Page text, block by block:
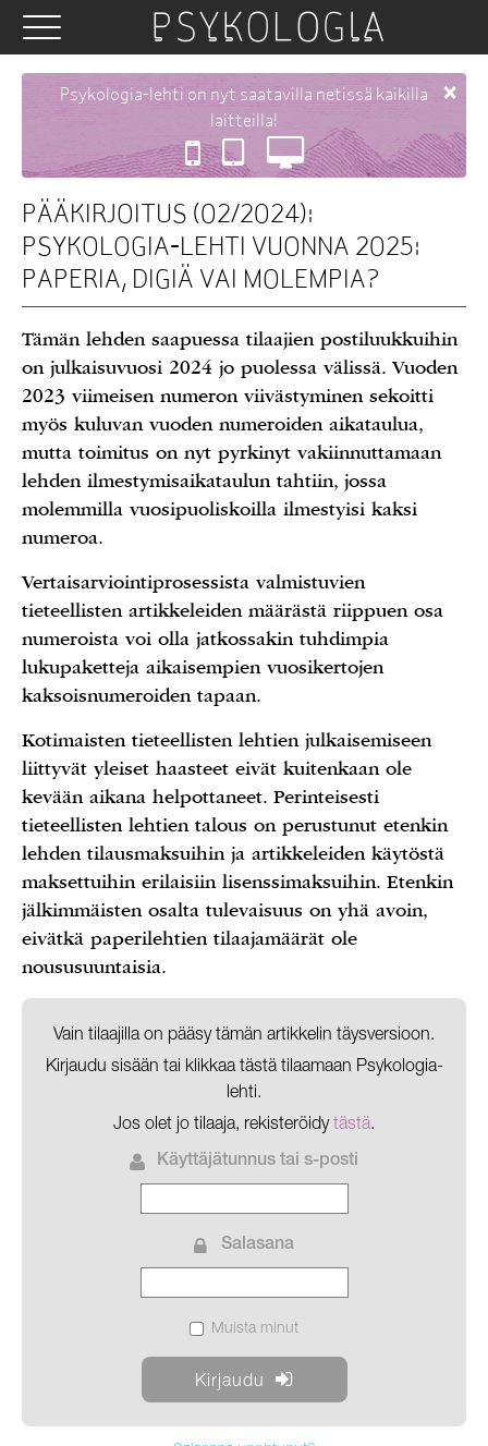
×
Psykologia-lehti on nyt saatavilla netissä kaikilla
laitteilla!
PÄÄKIRJOITUS (02/2024):
PSYKOLOGIA-LEHTI VUONNA 2025:
PAPERIA, DIGIÄ VAI MOLEMPIA?
Tämän lehden saapuessa tilaajien postiluukkuihin
on julkaisuvuosi 2024 jo puolessa välissä. Vuoden
2023 viimeisen numeron viivästyminen sekoitti
myös kuluvan vuoden numeroiden aikataulua,
mutta toimitus on nyt pyrkinyt vakiinnuttamaan
lehden ilmestymisaikataulun tahtiin, jossa
molemmilla vuosipuoliskoilla ilmestyisi kaksi
numeroa.
Vertaisarviointiprosessista valmistuvien
tieteellisten artikkeleiden määrästä riippuen osa
numeroista voi olla jatkossakin tuhdimpia
lukupaketteja aikaisempien vuosikertojen
kaksoisnumeroiden tapaan.
Kotimaisten tieteellisten lehtien julkaisemiseen
liittyvät yleiset haasteet eivät kuitenkaan ole
kevään aikana helpottaneet. Perinteisesti
tieteellisten lehtien talous on perustunut etenkin
lehden tilausmaksuihin ja artikkeleiden käytöstä
maksettuihin erilaisiin lisenssimaksuihin. Etenkin
jälkimmäisten osalta tulevaisuus on yhä avoin,
eivätkä paperilehtien tilaajamäärät ole
noususuuntaisia.
Vain tilaajilla on pääsy tämän artikkelin täysversioon.
Kirjaudu sisään tai klikkaa tästätilaamaan Psykologia-
lehti.
Jos olet jo tilaaja, rekisteröidytästä.
Käyttäjätunnus tai s-posti
Salasana
Muista minut